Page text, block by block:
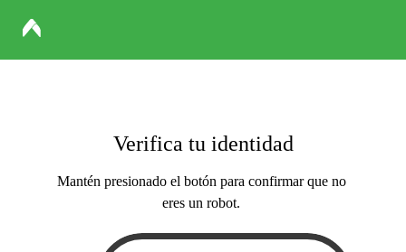
Verifica tu identidad
Mantén presionado el botón para confirmar que no
eres un robot.